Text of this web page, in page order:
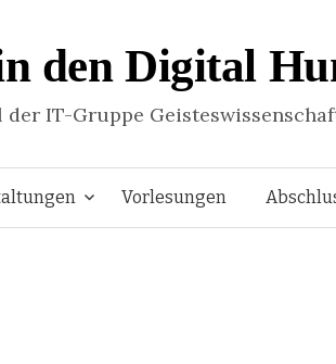
den Digital
der IT-Gruppe
Springe
Vorlesungen